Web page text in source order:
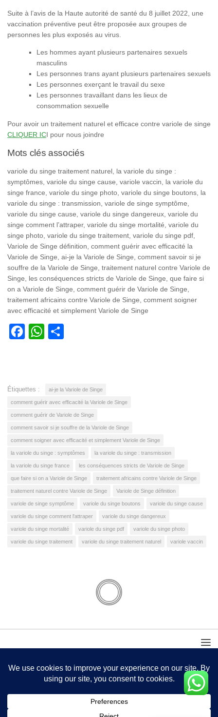
Suite à l’avis de la Haute autorité de santé du 8 juillet 2022, une
vaccination préventive peut être proposée aux groupes de
personnes les plus exposés au virus.
Les hommes ayant plusieurs partenaires sexuels
masculins
Les personnes trans ayant plusieurs partenaires sexuels
Les personnes exerçant le travail du sexe
Les personnes travaillant dans les lieux de
consommation sexuelle
Pour avoir un traitement naturel et efficace contre variole de singe
CLIQUER ICI pour nous joindre
Mots clés associés
variole du singe traitement naturel, la variole du singe :
symptômes, variole du singe cause, variole vaccin, la variole du
singe france, variole du singe photo, variole du singe boutons, la
variole du singe : transmission, variole de singe symptôme,
variole du singe cause, variole du singe dangereux, variole du
singe comment l’attraper, variole du singe mortalité, variole du
singe photo, variole du singe traitement, variole du singe pdf,
Variole de Singe définition, comment guérir avec efficacité la
Variole de Singe, ai-je la Variole de Singe, comment savoir si je
souffre de la Variole de Singe, traitement naturel contre Variole de
Singe, les conséquences stricts de Variole de Singe, que faire si
on a Variole de Singe, comment guérir de Variole de Singe,
traitement africains contre Variole de Singe, comment soigner
avec efficacité et simplement Variole de Singe
Facebook
WhatsApp
Étiquettes : ai-je la Variole de Singe
comment guérir avec efficacité la Variole de Singe
comment guérir de Variole de Singe
comment savoir si je souffre de la Variole de Singe
comment soigner avec efficacité et simplement Variole de Singe
la variole du singe : symptômes la variole du singe : transmission
la variole du singe france les conséquences stricts de Variole de Singe
que faire si on a Variole de Singe traitement africains contre Variole de Singe
traitement naturel contre Variole de Singe Variole de Singe définition
variole de singe symptôme variole du singe boutons variole du singe cause
variole du singe comment l'attraper variole du singe dangereux
variole du singe mortalité variole du singe pdf variole du singe photo
variole du singe traitement variole du singe traitement naturel variole vaccin